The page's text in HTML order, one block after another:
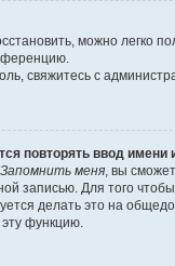
можно легко
свяжитесь с
повторять ввод имени
Запомнить меня , вы
записью. Для того
делать это на
функцию.